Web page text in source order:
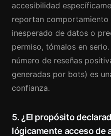
accesibilidad
reportan comportamiento
inesperado de datos o
permiso, tómalos en
número de reseñas
generadas por bots) es
confianza.
5. ¿El propósito
lógicamente acceso de